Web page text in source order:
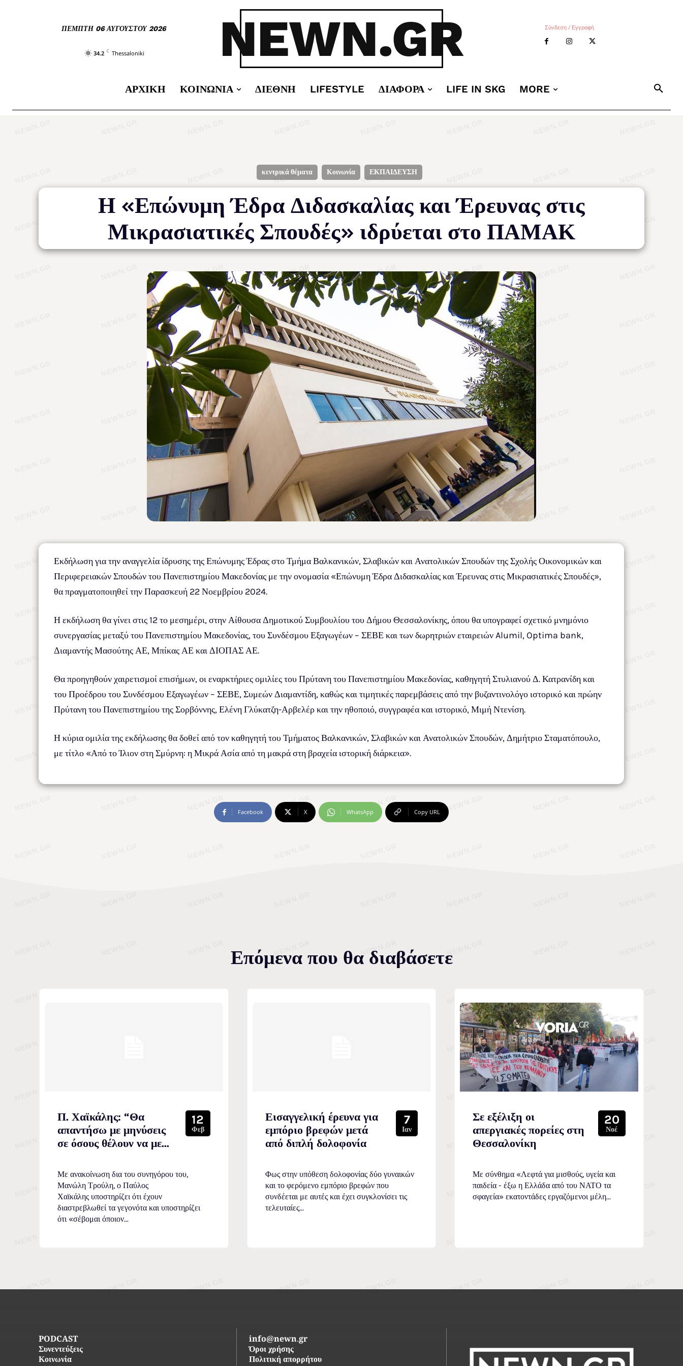
ΠΈΜΠΤΗ 06 ΑΥΓΟΎΣΤΟΥ 2026
34.2 C Thessaloniki NEWN.GR Σύνδεση / Εγγραφή
ΑΡΧΙΚΉ ΚΟΙΝΩΝΊΑ ΔΙΕΘΝΉ LIFESTYLE ΔΙΆΦΟΡΑ LIFE IN SKG MORE
κεντρικά θέματα Κοινωνία ΕΚΠΑΙΔΕΥΣΗ
Η «Επώνυμη Έδρα Διδασκαλίας και Έρευνας στις
Μικρασιατικές Σπουδές» ιδρύεται στο ΠΑΜΑΚ
Εκδήλωση για την αναγγελία ίδρυσης της Επώνυμης Έδρας στο Τμήμα Βαλκανικών, Σλαβικών και Ανατολικών Σπουδών της Σχολής Οικονομικών και
Περιφερειακών Σπουδών του Πανεπιστημίου Μακεδονίας με την ονομασία «Επώνυμη Έδρα Διδασκαλίας και Έρευνας στις Μικρασιατικές Σπουδές»,
θα πραγματοποιηθεί την Παρασκευή 22 Νοεμβρίου 2024.
Η εκδήλωση θα γίνει στις 12 το μεσημέρι, στην Αίθουσα Δημοτικού Συμβουλίου του Δήμου Θεσσαλονίκης, όπου θα υπογραφεί σχετικό μνημόνιο
συνεργασίας μεταξύ του Πανεπιστημίου Μακεδονίας, του Συνδέσμου Εξαγωγέων – ΣΕΒΕ και των δωρητριών εταιρειών Alumil, Optima bank,
Διαμαντής Μασούτης ΑΕ, Μπίκας ΑΕ και ΔΙΟΠΑΣ ΑΕ.
Θα προηγηθούν χαιρετισμοί επισήμων, οι εναρκτήριες ομιλίες του Πρύτανη του Πανεπιστημίου Μακεδονίας, καθηγητή Στυλιανού Δ. Κατρανίδη και
του Προέδρου του Συνδέσμου Εξαγωγέων – ΣΕΒΕ, Συμεών Διαμαντίδη, καθώς και τιμητικές παρεμβάσεις από την βυζαντινολόγο ιστορικό και πρώην
Πρύτανη του Πανεπιστημίου της Σορβόννης, Ελένη Γλύκατζη-Αρβελέρ και την ηθοποιό, συγγραφέα και ιστορικό, Μιμή Ντενίση.
Η κύρια ομιλία της εκδήλωσης θα δοθεί από τον καθηγητή του Τμήματος Βαλκανικών, Σλαβικών και Ανατολικών Σπουδών, Δημήτριο Σταματόπουλο,
με τίτλο «Από το Ίλιον στη Σμύρνη: η Μικρά Ασία από τη μακρά στη βραχεία ιστορική διάρκεια».
Facebook X WhatsApp Copy URL
Επόμενα που θα διαβάσετε
Π. Χαϊκάλης: “Θα
απαντήσω με μηνύσεις
σε όσους θέλουν να με...
12
Φεβ
Με ανακοίνωση δια του συνηγόρου του,
Μανώλη Τρούλη, ο Παύλος
Χαϊκάλης υποστηρίζει ότι έχουν
διαστρεβλωθεί τα γεγονότα και υποστηρίζει
ότι «σέβομαι όποιον...
Εισαγγελική έρευνα για
εμπόριο βρεφών μετά
από διπλή δολοφονία
7
Ιαν
Φως στην υπόθεση δολοφονίας δύο γυναικών
και το φερόμενο εμπόριο βρεφών που
συνδέεται με αυτές και έχει συγκλονίσει τις
τελευταίες...
Σε εξέλιξη οι
απεργιακές πορείες στη
Θεσσαλονίκη
20
Νοέ
Με σύνθημα «Λεφτά για μισθούς, υγεία και
παιδεία - έξω η Ελλάδα από του ΝΑΤΟ τα
σφαγεία» εκατοντάδες εργαζόμενοι μέλη...
PODCAST
Συνεντεύξεις
Κοινωνία
info@newn.gr
Όροι χρήσης
Πολιτική απορρήτου